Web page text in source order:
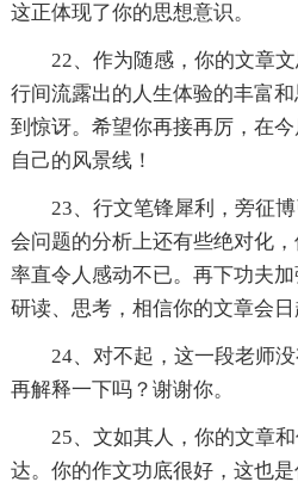
这正体现了你的思想意识。
22、作为随感，你的文章
行间流露出的人生体验的丰富
到惊讶。希望你再接再厉，在
自己的风景线！
23、行文笔锋犀利，旁征
会问题的分析上还有些绝对化
率直令人感动不已。再下功夫
研读、思考，相信你的文章会日
24、对不起，这一段老师
再解释一下吗？谢谢你。
25、文如其人，你的文章
达。你的作文功底很好，这也